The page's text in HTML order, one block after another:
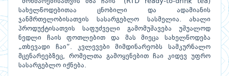
“მოხმარებისათვის მზა ჩაის” (RTD ready-to-drink tea)
სახელწოდებითაა ცნობილი და ადამიანის
ჯანმრთელობისათვის სასარგებლო სასმელია. ახალი
პროდუქტისათვის საფუძველი გამომუშავება უშუალოდ
ნედლი ჩაის ფოთლებით და მას მიეცა სახელწოდება
„თხევადი ჩაი“. კვლევები მიმდინარეობს სამკურნალო
მცენარეებზეც, რომელთა გამოყენებით ჩაი კიდევ უფრო
სასარგებლო იქნება.